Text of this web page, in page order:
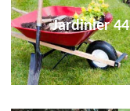
Jardinier 44